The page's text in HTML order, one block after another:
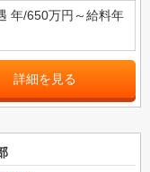
年/650万円～給料年
詳細を見る